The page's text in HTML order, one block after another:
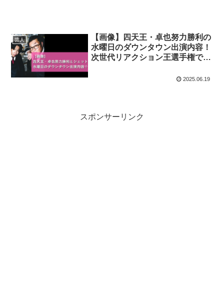
芸人
【画像】四天王・卓也努力勝利の
水曜日のダウンタウン出演内容！
次世代リアクション王選手権で活
2025.06.19
スポンサーリンク